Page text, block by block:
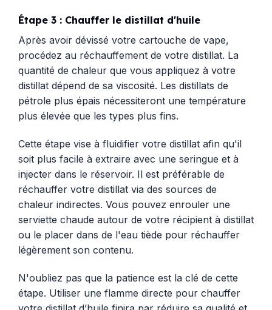
Étape 3 : Chauffer le distillat d'huile
Après avoir dévissé votre cartouche de vape,
procédez au réchauffement de votre distillat. La
quantité de chaleur que vous appliquez à votre
distillat dépend de sa viscosité. Les distillats de
pétrole plus épais nécessiteront une température
plus élevée que les types plus fins.
Cette étape vise à fluidifier votre distillat afin qu'il
soit plus facile à extraire avec une seringue et à
injecter dans le réservoir. Il est préférable de
réchauffer votre distillat via des sources de
chaleur indirectes. Vous pouvez enrouler une
serviette chaude autour de votre récipient à distillat
ou le placer dans de l'eau tiède pour réchauffer
légèrement son contenu.
N'oubliez pas que la patience est la clé de cette
étape. Utiliser une flamme directe pour chauffer